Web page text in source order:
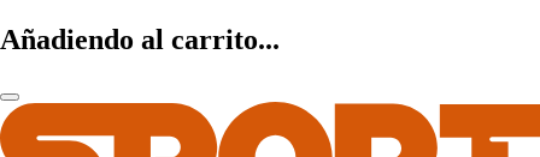
Añadiendo al carrito...